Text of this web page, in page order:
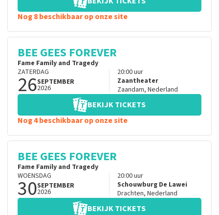
Nog 8 beschikbaar op onze site
BEE GEES FOREVER
Fame Family and Tragedy
ZATERDAG
26SEPTEMBER
2026
20:00uur
Zaantheater
Zaandam, Nederland
BEKIJK TICKETS
Nog 4 beschikbaar op onze site
BEE GEES FOREVER
Fame Family and Tragedy
WOENSDAG
30SEPTEMBER
2026
20:00uur
Schouwburg De Lawei
Drachten, Nederland
BEKIJK TICKETS